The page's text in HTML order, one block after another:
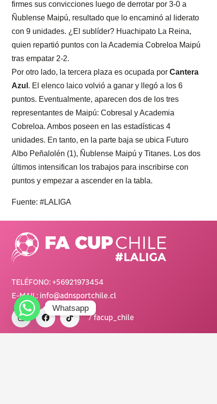
firmes sus convicciones luego de derrotar por 3-0 a
Ñublense Maipú, resultado que lo encaminó al liderato
con 9 unidades. ¿El sublíder? Huachipato La Reina,
quien repartió puntos con la Academia Cobreloa Maipú
tras empatar 2-2.
Por otro lado, la tercera plaza es ocupada por Cantera
Azul . El elenco laico volvió a ganar y llegó a los 6
puntos. Eventualmente, aparecen dos de los tres
representantes de Maipú: Cobresal y Academia
Cobreloa. Ambos poseen en las estadísticas 4
unidades. En tanto, en la parte baja se ubica Futuro
Albo Peñalolén (1), Ñublense Maipú y Titanes. Los dos
últimos intensifican los trabajos para inscribirse con
puntos y empezar a ascender en la tabla.
Fuente: #LALIGA
TELÉFONO: +56921973454
E-MAIL: info@adnsportchile.cl
/ facup_chile
Whatsapp